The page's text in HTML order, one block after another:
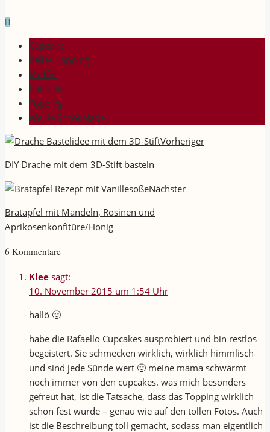
Cupcake
helles Topping
Muffin
Raffaello
Topping
Weiße Schokolade
Vorheriger
DIY Drache mit dem 3D-Stift basteln
Nächster
Bratapfel mit Mandeln, Rosinen und
Aprikosenkonfitüre/Honig
6 Kommentare
Klee sagt:
10. November 2015 um 1:54 Uhr
hallö 🙂
habe die Rafaello Cupcakes ausprobiert und bin restlos
begeistert. Sie schmecken wirklich, wirklich himmlisch
und sind jede Sünde wert 🙂 meine mama schwärmt
noch immer von den cupcakes. was mich besonders
gefreut hat, ist die Tatsache, dass das Topping wirklich
schön fest wurde – genau wie auf den tollen Fotos. Auch
ist die Beschreibung toll gemacht, sodass man eigentlich